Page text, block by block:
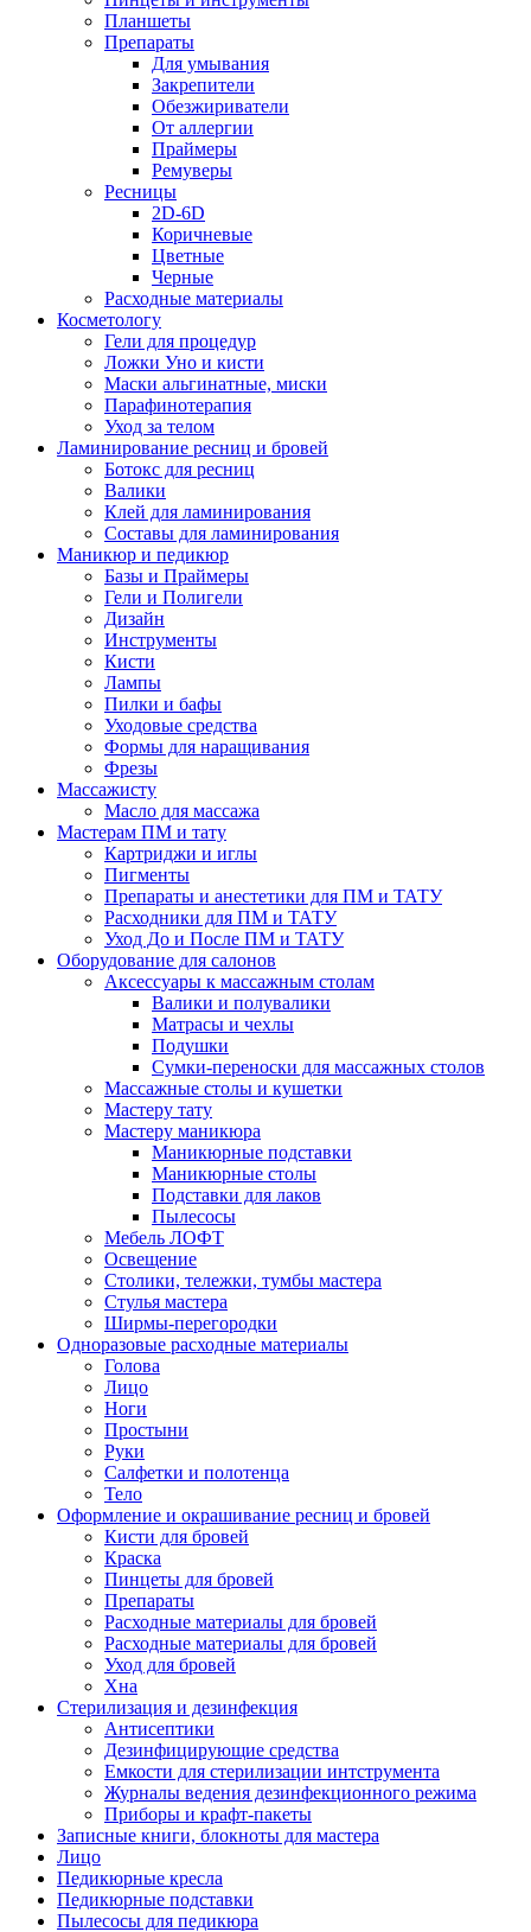
Планшеты
Препараты
Для умывания
Закрепители
Обезжириватели
От аллергии
Праймеры
Ремуверы
Ресницы
2D-6D
Коричневые
Цветные
Черные
Расходные материалы
Косметологу
Гели для процедур
Ложки Уно и кисти
Маски альгинатные, миски
Парафинотерапия
Уход за телом
Ламинирование ресниц и бровей
Ботокс для ресниц
Валики
Клей для ламинирования
Составы для ламинирования
Маникюр и педикюр
Базы и Праймеры
Гели и Полигели
Дизайн
Инструменты
Кисти
Лампы
Пилки и бафы
Уходовые средства
Формы для наращивания
Фрезы
Массажисту
Масло для массажа
Мастерам ПМ и тату
Картриджи и иглы
Пигменты
Препараты и анестетики для ПМ и ТАТУ
Расходники для ПМ и ТАТУ
Уход До и После ПМ и ТАТУ
Оборудование для салонов
Аксессуары к массажным столам
Валики и полувалики
Матрасы и чехлы
Подушки
Сумки-переноски для массажных столов
Массажные столы и кушетки
Мастеру тату
Мастеру маникюра
Маникюрные подставки
Маникюрные столы
Подставки для лаков
Пылесосы
Мебель ЛОФТ
Освещение
Столики, тележки, тумбы мастера
Стулья мастера
Ширмы-перегородки
Одноразовые расходные материалы
Голова
Лицо
Ноги
Простыни
Руки
Салфетки и полотенца
Тело
Оформление и окрашивание ресниц и бровей
Кисти для бровей
Краска
Пинцеты для бровей
Препараты
Расходные материалы для бровей
Расходные материалы для бровей
Уход для бровей
Хна
Стерилизация и дезинфекция
Антисептики
Дезинфицирующие средства
Емкости для стерилизации интструмента
Журналы ведения дезинфекционного режима
Приборы и крафт-пакеты
Записные книги, блокноты для мастера
Лицо
Педикюрные кресла
Педикюрные подставки
Пылесосы для педикюра